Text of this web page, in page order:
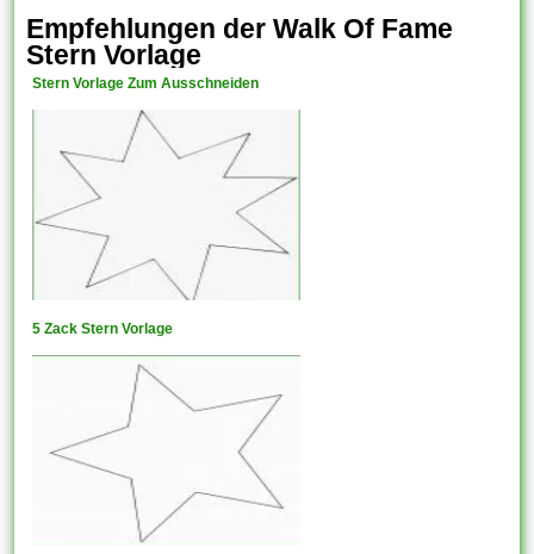
Empfehlungen der Walk Of Fame
Stern Vorlage
Stern Vorlage Zum Ausschneiden
5 Zack Stern Vorlage